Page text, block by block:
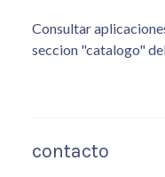
Consultar
seccion "catalogo"
contacto